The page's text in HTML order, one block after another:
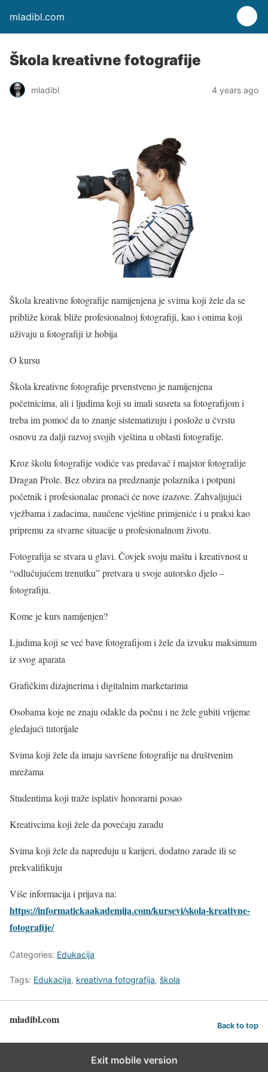
mladibl.com
Škola kreativne fotografije
mladibl 4 years ago
Škola kreativne fotografije namijenjena je svima koji žele da se
približe korak bliže profesionalnoj fotografiji, kao i onima koji
uživaju u fotografiji iz hobija
O kursu
Škola kreativne fotografije prvenstveno je namijenjena
početnicima, ali i ljudima koji su imali susreta sa fotografijom i
treba im pomoć da to znanje sistematizuju i poslože u čvrstu
osnovu za dalji razvoj svojih vještina u oblasti fotografije.
Kroz školu fotografije vodiće vas predavač i majstor fotografije
Dragan Prole. Bez obzira na predznanje polaznika i potpuni
početnik i profesionalac pronaći će nove izazove. Zahvaljujući
vježbama i zadacima, naučene vještine primjeniće i u praksi kao
pripremu za stvarne situacije u profesionalnom životu.
Fotografija se stvara u glavi. Čovjek svoju maštu i kreativnost u
“odlučujućem trenutku” pretvara u svoje autorsko djelo –
fotografiju.
Kome je kurs namijenjen?
Ljudima koji se već bave fotografijom i žele da izvuku maksimum
iz svog aparata
Grafičkim dizajnerima i digitalnim marketarima
Osobama koje ne znaju odakle da počnu i ne žele gubiti vrijeme
gledajući tutorijale
Svima koji žele da imaju savršene fotografije na društvenim
mrežama
Studentima koji traže isplativ honorarni posao
Kreativcima koji žele da povećaju zaradu
Svima koji žele da napreduju u karijeri, dodatno zarade ili se
prekvalifikuju
Više informacija i prijava na:
https://informatickaakademija.com/kursevi/skola-kreativne-
fotografije/
Categories: Edukacija
Tags: Edukacija, kreativna fotografija, škola
mladibl.com Back to top
Exit mobile version